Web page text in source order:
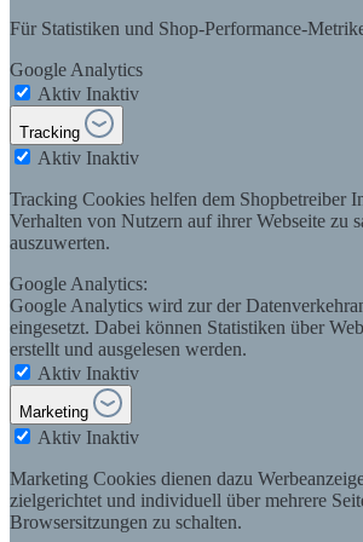
Für Statistiken und Shop-Performance-
Google Analytics
Aktiv Inaktiv
Tracking
Aktiv Inaktiv
Tracking Cookies helfen dem Shopbetreiber
Verhalten von Nutzern auf ihrer Webseite zu
auszuwerten.
Google Analytics:
Google Analytics wird zur der
eingesetzt. Dabei können Statistiken über
erstellt und ausgelesen werden.
Aktiv Inaktiv
Marketing
Aktiv Inaktiv
Marketing Cookies dienen dazu
zielgerichtet und individuell über mehrere
Browsersitzungen zu schalten.